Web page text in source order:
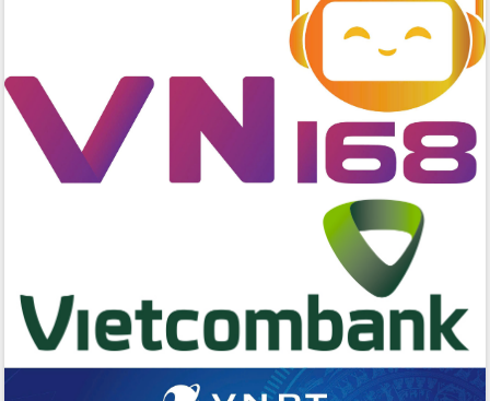
II/2026
Đắk Lắk ký kết thỏa thuận hợp tác về
chuyển đổi số giai đoạn 2026 – 2030
với Tập đoàn Bưu chính Viễn thông
Việt Nam
liệu và Bản đồ số
Tập huấn ứng dụng trí tuệ nhân tạo (AI)
trong thương mại điện tử năm 2026
Đoàn đại biểu Quốc hội tỉnh Đắk Lắk